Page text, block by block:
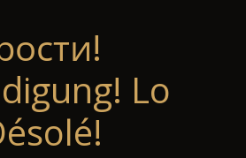
Lo